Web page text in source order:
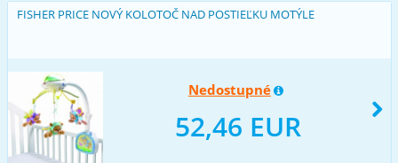
FISHER PRICE NOVÝ KOLOTOČ NAD POSTIEĽKU MOTÝLE
Nedostupné
52,46 EUR